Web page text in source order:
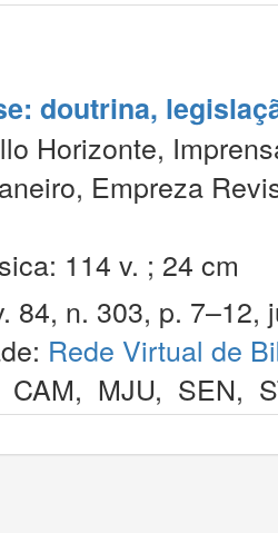
doutrina,
Horizonte,
Empreza
114 v. ; 24 cm
84, n. 303, p. 7–12,
Rede Virtual de
CAM, MJU, SEN,